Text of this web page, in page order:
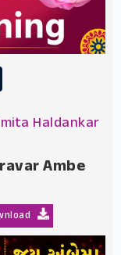
Haldankar
Ambe